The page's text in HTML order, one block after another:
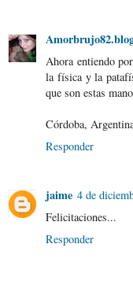
Ahora entiendo
la física y la
que son estas
Córdoba,
Responder
jaime 4 de
Felicitaciones...
Responder